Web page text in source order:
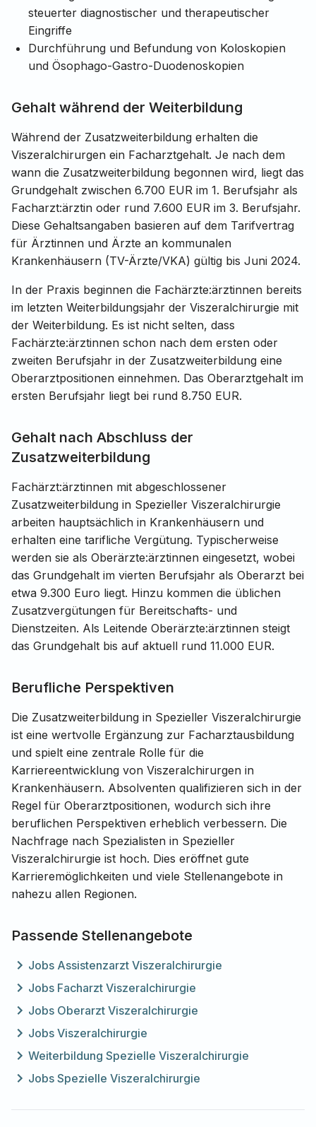
steu­er­ter diagno­s­ti­scher und thera­peu­ti­scher
Eingriffe
Durch­füh­rung und Befun­dung von Kolo­sko­pien
und Ösophago-Gastro-Duode­no­sko­pien
Gehalt während der Weiterbildung
Während der Zusatzweiterbildung erhalten die
Viszeralchirurgen ein Facharztgehalt. Je nach dem
wann die Zusatzweiterbildung begonnen wird, liegt das
Grundgehalt zwischen 6.700 EUR im 1. Berufsjahr als
Facharzt:ärztin oder rund 7.600 EUR im 3. Berufsjahr.
Diese Gehaltsangaben basieren auf dem Tarifvertrag
für Ärztinnen und Ärzte an kommunalen
Krankenhäusern (TV-Ärzte/VKA) gültig bis Juni 2024.
In der Praxis beginnen die Fachärzte:ärztinnen bereits
im letzten Weiterbildungsjahr der Viszeralchirurgie mit
der Weiterbildung. Es ist nicht selten, dass
Fachärzte:ärztinnen schon nach dem ersten oder
zweiten Berufsjahr in der Zusatzweiterbildung eine
Oberarztpositionen einnehmen. Das Oberarztgehalt im
ersten Berufsjahr liegt bei rund 8.750 EUR.
Gehalt nach Abschluss der
Zusatzweiterbildung
Fachärzt:ärztinnen mit abgeschlossener
Zusatzweiterbildung in Spezieller Viszeralchirurgie
arbeiten hauptsächlich in Krankenhäusern und
erhalten eine tarifliche Vergütung. Typischerweise
werden sie als Oberärzte:ärztinnen eingesetzt, wobei
das Grundgehalt im vierten Berufsjahr als Oberarzt bei
etwa 9.300 Euro liegt. Hinzu kommen die üblichen
Zusatzvergütungen für Bereitschafts- und
Dienstzeiten. Als Leitende Oberärzte:ärztinnen steigt
das Grundgehalt bis auf aktuell rund 11.000 EUR.
Berufliche Perspektiven
Die Zusatzweiterbildung in Spezieller Viszeralchirurgie
ist eine wertvolle Ergänzung zur Facharztausbildung
und spielt eine zentrale Rolle für die
Karriereentwicklung von Viszeralchirurgen in
Krankenhäusern. Absolventen qualifizieren sich in der
Regel für Oberarztpositionen, wodurch sich ihre
beruflichen Perspektiven erheblich verbessern. Die
Nachfrage nach Spezialisten in Spezieller
Viszeralchirurgie ist hoch. Dies eröffnet gute
Karrieremöglichkeiten und viele Stellenangebote in
nahezu allen Regionen.
Passende Stellenangebote
Jobs Assistenzarzt Viszeralchirurgie
Jobs Facharzt Viszeralchirurgie
Jobs Oberarzt Viszeralchirurgie
Jobs Viszeralchirurgie
Weiterbildung Spezielle Viszeralchirurgie
Jobs Spezielle Viszeralchirurgie